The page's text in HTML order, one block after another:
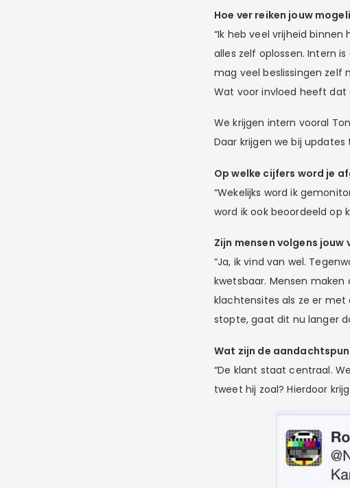
Hoe ver reiken jouw
“Ik heb veel vrijheid
alles zelf oplossen. Intern
mag veel beslissingen zelf
Wat voor invloed heeft dat
We krijgen intern vooral
Daar krijgen we bij updates
Op welke cijfers word je
“Wekelijks word ik
word ik ook beoordeeld op
Zijn mensen volgens
“Ja, ik vind van wel.
kwetsbaar. Mensen
klachtensites als ze er
stopte, gaat dit nu langer
Wat zijn de
“De klant staat centraal.
tweet hij zoal? Hierdoor